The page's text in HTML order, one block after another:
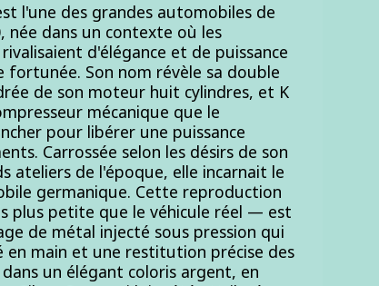
l'une des grandes automobiles de
née dans un contexte où les
d'élégance et de puissance
fortunée. Son nom révèle sa double
de son moteur huit cylindres, et K
mécanique que le
pour libérer une puissance
Carrossée selon les désirs de son
ateliers de l'époque, elle incarnait le
germanique. Cette reproduction
plus petite que le véhicule réel — est
de métal injecté sous pression qui
main et une restitution précise des
un élégant coloris argent, en